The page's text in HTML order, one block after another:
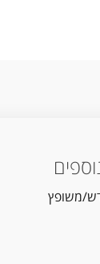
משופץ